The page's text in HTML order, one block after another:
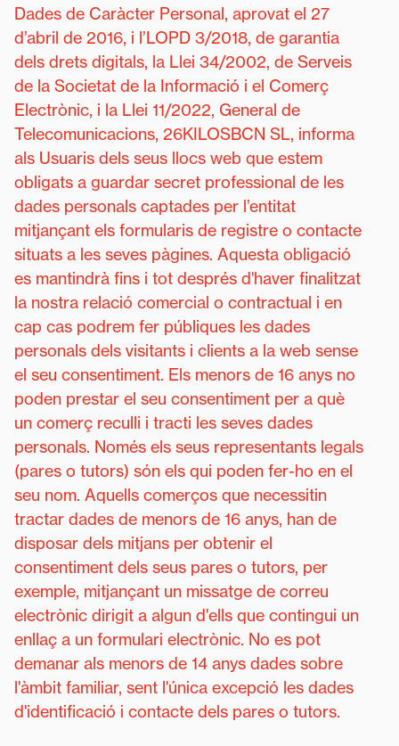
Dades de Caràcter Personal, aprovat el 27
d’abril de 2016, i l’LOPD 3/2018, de garantia
dels drets digitals, la Llei 34/2002, de Serveis
de la Societat de la Informació i el Comerç
Electrònic, i la Llei 11/2022, General de
Telecomunicacions, 26KILOSBCN SL, informa
als Usuaris dels seus llocs web que estem
obligats a guardar secret professional de les
dades personals captades per l’entitat
mitjançant els formularis de registre o contacte
situats a les seves pàgines. Aquesta obligació
es mantindrà fins i tot després d'haver finalitzat
la nostra relació comercial o contractual i en
cap cas podrem fer públiques les dades
personals dels visitants i clients a la web sense
el seu consentiment. Els menors de 16 anys no
poden prestar el seu consentiment per a què
un comerç reculli i tracti les seves dades
personals. Només els seus representants legals
(pares o tutors) són els qui poden fer-ho en el
seu nom. Aquells comerços que necessitin
tractar dades de menors de 16 anys, han de
disposar dels mitjans per obtenir el
consentiment dels seus pares o tutors, per
exemple, mitjançant un missatge de correu
electrònic dirigit a algun d'ells que contingui un
enllaç a un formulari electrònic. No es pot
demanar als menors de 14 anys dades sobre
l'àmbit familiar, sent l'única excepció les dades
d'identificació i contacte dels pares o tutors.